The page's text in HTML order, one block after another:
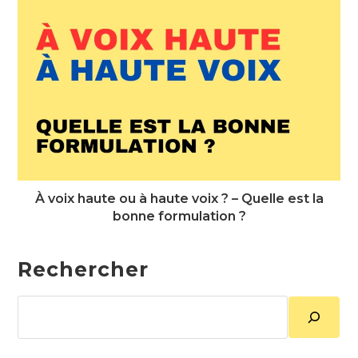
À voix haute ou à haute voix ? – Quelle est la
bonne formulation ?
Rechercher